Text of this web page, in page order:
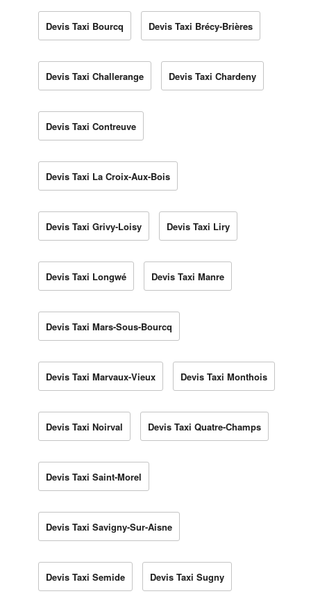
Devis Taxi Bourcq Devis Taxi Brécy-Brières
Devis Taxi Challerange Devis Taxi Chardeny
Devis Taxi Contreuve
Devis Taxi La Croix-Aux-Bois
Devis Taxi Grivy-Loisy Devis Taxi Liry
Devis Taxi Longwé Devis Taxi Manre
Devis Taxi Mars-Sous-Bourcq
Devis Taxi Marvaux-Vieux Devis Taxi Monthois
Devis Taxi Noirval Devis Taxi Quatre-Champs
Devis Taxi Saint-Morel
Devis Taxi Savigny-Sur-Aisne
Devis Taxi Semide Devis Taxi Sugny